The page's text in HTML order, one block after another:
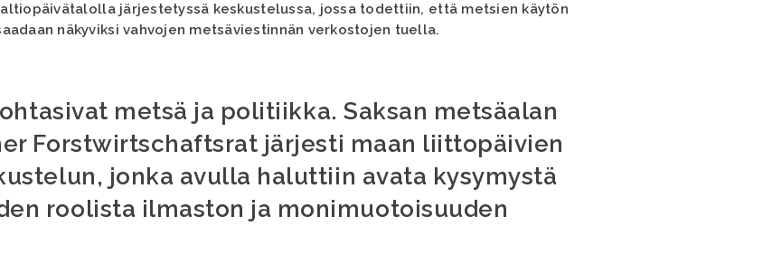
järjestetyssä keskustelussa, jossa todettiin, että metsien käytön
näkyviksi vahvojen metsäviestinnän verkostojen tuella.
metsä ja politiikka. Saksan metsäalan
Forstwirtschaftsrat järjesti maan liittopäivien
jonka avulla haluttiin avata kysymystä
roolista ilmaston ja monimuotoisuuden